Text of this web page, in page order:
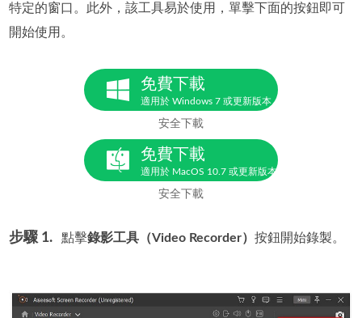
特定的窗口。此外，該工具易於使用，單擊下面的按鈕即可
開始使用。
免費下載
適用於 Windows 7 或更新版本
安全下載
免費下載
適用於 MacOS 10.7 或更新版本
安全下載
步驟 1. 點擊錄影工具（Video Recorder）按鈕開始錄製。